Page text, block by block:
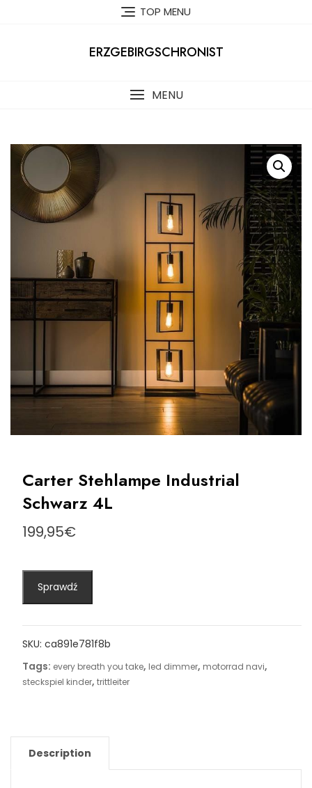
TOP MENU
ERZGEBIRGSCHRONIST
MENU
Carter Stehlampe Industrial
Schwarz 4L
199,95€
Sprawdź
SKU: ca891e781f8b
Tags: every breath you take, led dimmer, motorrad navi,
steckspiel kinder, trittleiter
Description